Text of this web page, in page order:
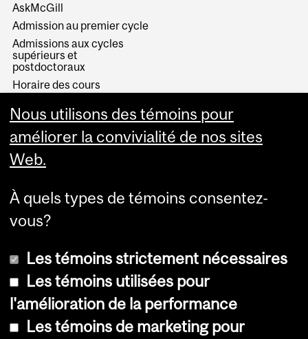
AskMcGill
Admission au premier cycle
Admissions aux cycles
supérieurs et
postdoctoraux
Horaire des cours
Services aux étudiants
© Université McGill, 2026
Nous utilisons des témoins pour
améliorer la convivialité de nos sites
Web.
À quels types de témoins consentez-
vous?
Les témoins strictement nécessaires
Les témoins utilisées pour
l'amélioration de la performance
Les témoins de marketing pour